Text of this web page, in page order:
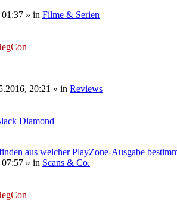
» in Filme & Serien
20:21 » in Reviews
Diamond
aus welcher PlayZone-Ausgabe
» in Scans & Co.